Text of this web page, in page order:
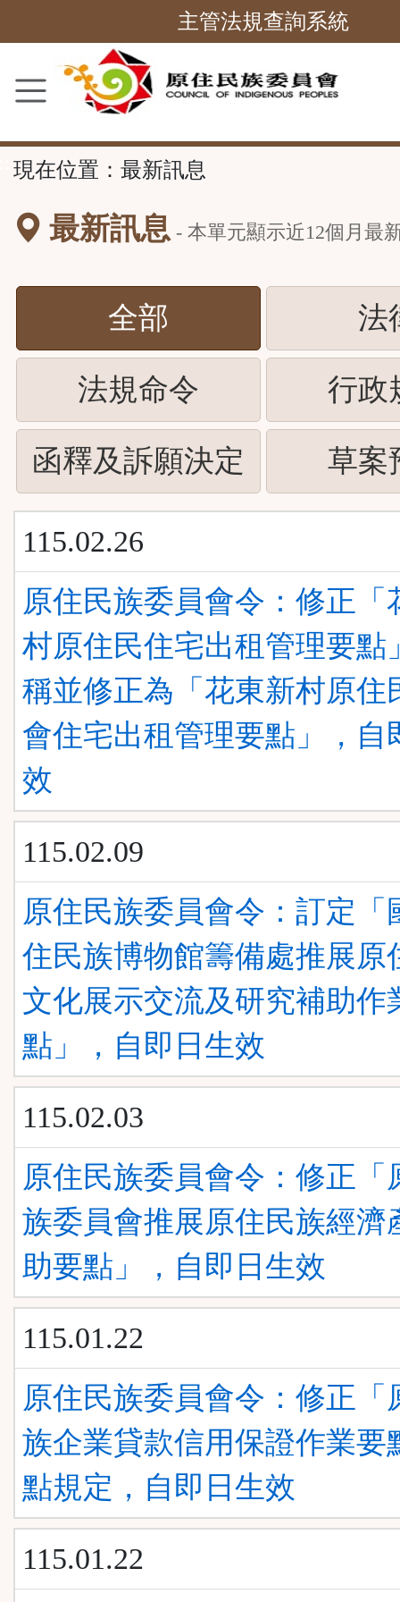
到
要
容
區
主管法規查詢系統
現在位置： 最新訊息
最新訊息 - 本單元顯示近12個月最
全部
按
下
ENTER
查
清
單)
法
法規命令
按
下
ENTER
查
看
清
單)
行政
函釋及訴願決定
按
ENTER
查
看
清
草案
115.02.26
原住民族委員會令：修正「
村原住民住宅出租管理要點
稱並修正為「花東新村原住
會住宅出租管理要點」，自
效
115.02.09
原住民族委員會令：訂定「
住民族博物館籌備處推展原
文化展示交流及研究補助作
點」，自即日生效
115.02.03
原住民族委員會令：修正「
族委員會推展原住民族經濟
助要點」，自即日生效
115.01.22
原住民族委員會令：修正「
族企業貸款信用保證作業要
點規定，自即日生效
115.01.22